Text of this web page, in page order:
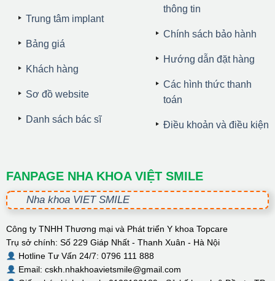
Trung tâm implant
Bảng giá
Khách hàng
Sơ đồ website
Danh sách bác sĩ
thông tin
Chính sách bảo hành
Hướng dẫn đặt hàng
Các hình thức thanh
toán
Điều khoản và điều kiện
FANPAGE NHA KHOA VIỆT SMILE
Nha khoa VIET SMILE
Công ty TNHH Thương mại và Phát triển Y khoa Topcare
Trụ sở chính: Số 229 Giáp Nhất - Thanh Xuân - Hà Nội
Hotline Tư Vấn 24/7: 0796 111 888
Email: cskh.nhakhoavietsmile@gmail.com